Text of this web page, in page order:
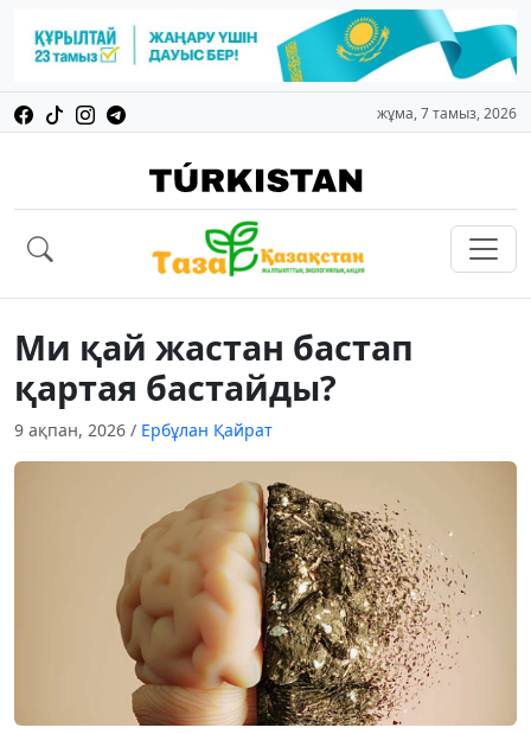
жұма, 7 тамыз, 2026
Ми қай жастан бастап
қартая бастайды?
9 ақпан, 2026 / Ербұлан Қайрат